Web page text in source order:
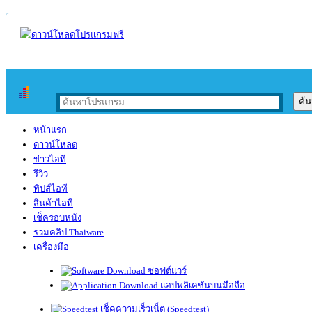
หน้าแรก
ดาวน์โหลด
ข่าวไอที
รีวิว
ทิปส์ไอที
สินค้าไอที
เช็ครอบหนัง
รวมคลิป Thaiware
เครื่องมือ
ซอฟต์แวร์
แอปพลิเคชันบนมือถือ
เช็คความเร็วเน็ต (Speedtest)